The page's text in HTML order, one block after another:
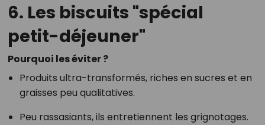
6. Les biscuits "spécial
petit-déjeuner"
Pourquoi les éviter ?
Produits ultra-transformés, riches en sucres et en
graisses peu qualitatives.
Peu rassasiants, ils entretiennent les grignotages.